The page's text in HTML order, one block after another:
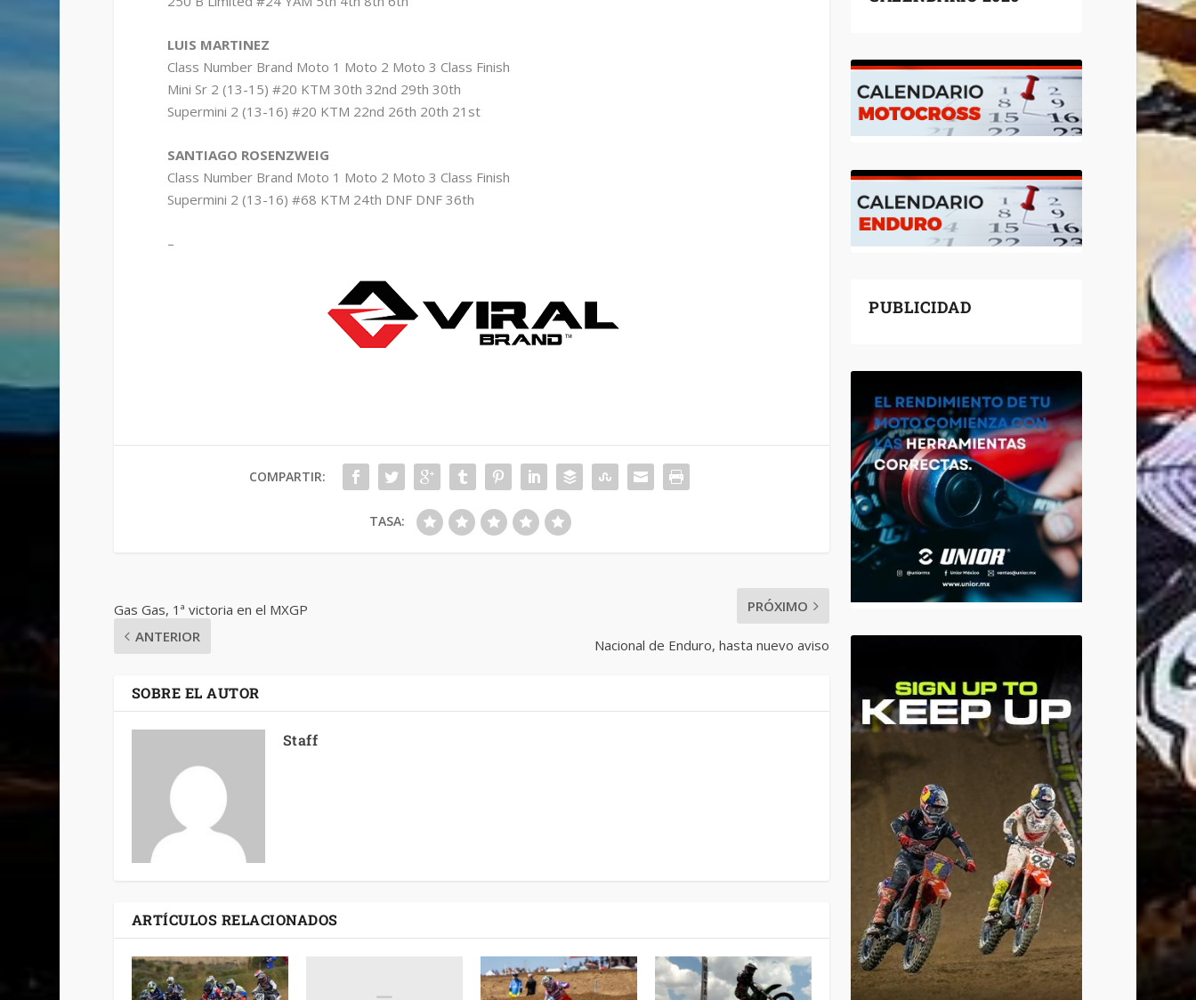
LUIS MARTINEZ
Class Number Brand Moto 1 Moto 2 Moto 3 Class Finish
Mini Sr 2 (13-15) #20 KTM 30th 32nd 29th 30th
Supermini 2 (13-16) #20 KTM 22nd 26th 20th 21st
SANTIAGO ROSENZWEIG
Class Number Brand Moto 1 Moto 2 Moto 3 Class Finish
Supermini 2 (13-16) #68 KTM 24th DNF DNF 36th
–
COMPARTIR:
TASA:
Gas Gas, 1ª victoria en el MXGP
ANTERIOR
PRÓXIMO
Nacional de Enduro, hasta nuevo aviso
SOBRE EL AUTOR
Staff
ARTÍCULOS RELACIONADOS
PUBLICIDAD